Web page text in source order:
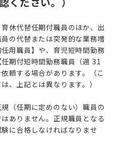
休代替任期付職員のほか、 出
の代替または突発的な業務増
用職員】や、育児短時間勤務
期付短時間勤務職員（週 31
頼する場合があります。（こ
、上記とは異なります。）
（任期に定めのない）職員の
ありません。正規職員となる
に合格しなければなりませ